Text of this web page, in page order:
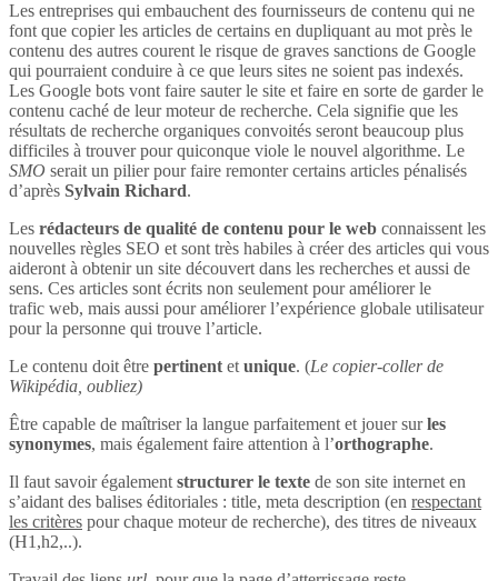
Les entreprises qui embauchent des fournisseurs de contenu qui ne
font que copier les articles de certains en dupliquant au mot près le
contenu des autres courent le risque de graves sanctions de Google
qui pourraient conduire à ce que leurs sites ne soient pas indexés.
Les Google bots vont faire sauter le site et faire en sorte de garder le
contenu caché de leur moteur de recherche. Cela signifie que les
résultats de recherche organiques convoités seront beaucoup plus
difficiles à trouver pour quiconque viole le nouvel algorithme. Le
SMO serait un pilier pour faire remonter certains articles pénalisés
d’après Sylvain Richard.
Les rédacteurs de qualité de contenu pour le web connaissent les
nouvelles règles SEO et sont très habiles à créer des articles qui vous
aideront à obtenir un site découvert dans les recherches et aussi de
sens. Ces articles sont écrits non seulement pour améliorer le
trafic web, mais aussi pour améliorer l’expérience globale utilisateur
pour la personne qui trouve l’article.
Le contenu doit être pertinent et unique. (Le copier-coller de
Wikipédia, oubliez)
Être capable de maîtriser la langue parfaitement et jouer surles
synonymes, mais également faire attention à l’orthographe.
Il faut savoir également structurer le texte de son site internet en
s’aidant des balises éditoriales : title, meta description (en respectant
les critères pour chaque moteur de recherche), des titres de niveaux
(H1,h2,..).